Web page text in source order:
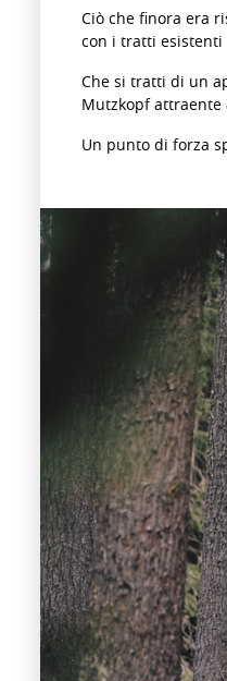
Ciò che finora era
con i tratti esistenti
Che si tratti di un
Mutzkopf
Un punto di forza